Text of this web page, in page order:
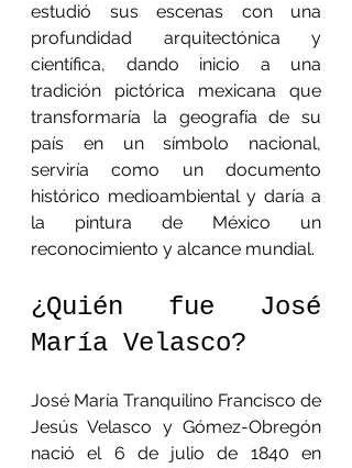
estudió sus escenas con una
profundidad arquitectónica y
científica, dando inicio a una
tradición pictórica mexicana que
transformaría la geografía de su
país en un símbolo nacional,
serviría como un documento
histórico medioambiental y daría a
la pintura de México un
reconocimiento y alcance mundial.
¿Quién fue José
María Velasco?
José María Tranquilino Francisco de
Jesús Velasco y Gómez-Obregón
nació el 6 de julio de 1840 en